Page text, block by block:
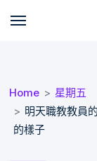
Home
星期五
明天職教教員
的樣子